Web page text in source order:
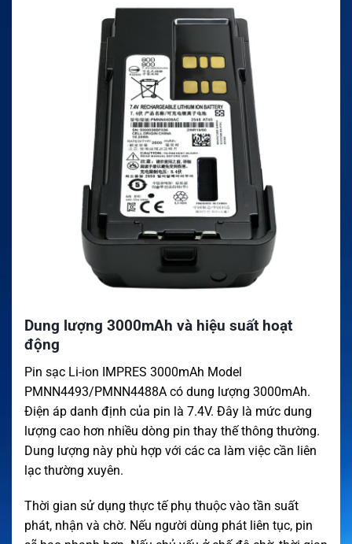
Dung lượng 3000mAh và hiệu suất hoạt
động
Pin sạc Li-ion IMPRES 3000mAh Model
PMNN4493/PMNN4488A có dung lượng 3000mAh.
Điện áp danh định của pin là 7.4V. Đây là mức dung
lượng cao hơn nhiều dòng pin thay thế thông thường.
Dung lượng này phù hợp với các ca làm việc cần liên
lạc thường xuyên.
Thời gian sử dụng thực tế phụ thuộc vào tần suất
phát, nhận và chờ. Nếu người dùng phát liên tục, pin